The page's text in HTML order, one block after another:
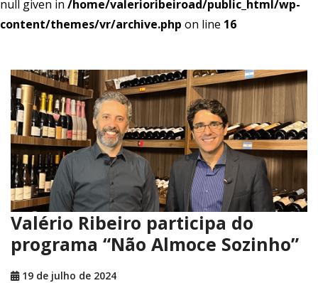
null given in /home/valerioribeiroad/public_html/wp-
content/themes/vr/archive.php on line 16
Valério Ribeiro participa do
programa “Não Almoce Sozinho”
19 de julho de 2024